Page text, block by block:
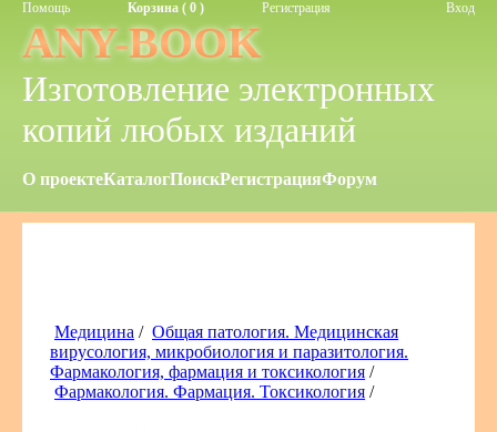
Помощь Корзина ( 0 ) Регистрация Вход
ANY-BOOK
Изготовление электронных
копий любых изданий
О проектеКаталогПоискРегистрацияФорум
Медицина / Общая патология. Медицинская
вирусология, микробиология и паразитология.
Фармакология, фармация и токсикология /
Фармакология. Фармация. Токсикология /